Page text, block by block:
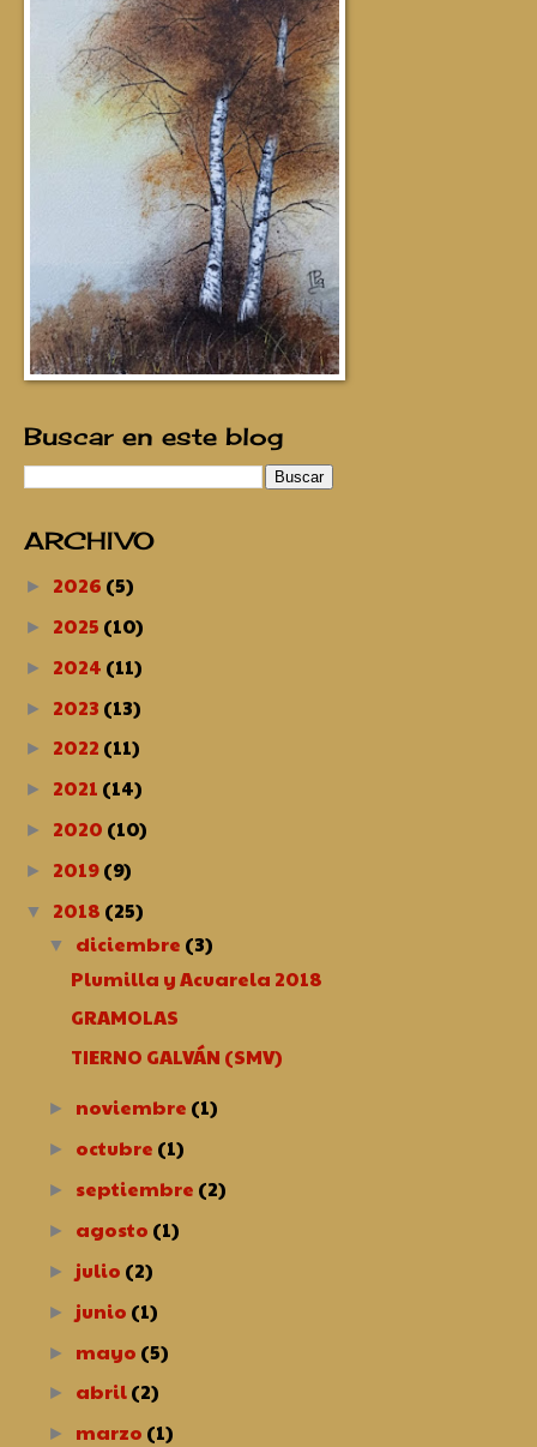
Buscar en este blog
ARCHIVO
► 2026 (5)
► 2025 (10)
► 2024 (11)
► 2023 (13)
► 2022 (11)
► 2021 (14)
► 2020 (10)
► 2019(9)
▼ 2018 (25)
▼ diciembre (3)
Plumilla y Acuarela 2018
GRAMOLAS
TIERNO GALVÁN (SMV)
► noviembre (1)
► octubre (1)
► septiembre (2)
► agosto (1)
► julio (2)
► junio (1)
► mayo (5)
► abril(2)
► marzo (1)